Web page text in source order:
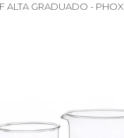
ALTA GRADUADO - PHOX